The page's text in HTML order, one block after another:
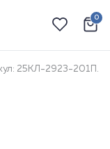
0
25КЛ-2923-201П.